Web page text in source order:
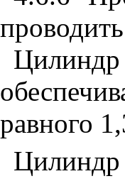
равного
Цилиндр